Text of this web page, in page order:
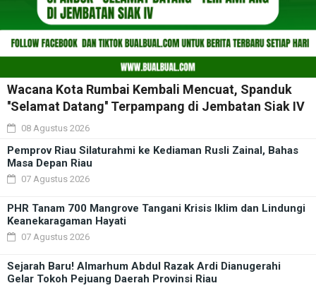
Wacana Kota Rumbai Kembali Mencuat, Spanduk
''Selamat Datang'' Terpampang di Jembatan Siak IV
08 Agustus 2026
Pemprov Riau Silaturahmi ke Kediaman Rusli Zainal, Bahas
Masa Depan Riau
07 Agustus 2026
PHR Tanam 700 Mangrove Tangani Krisis Iklim dan Lindungi
Keanekaragaman Hayati
07 Agustus 2026
Sejarah Baru! Almarhum Abdul Razak Ardi Dianugerahi
Gelar Tokoh Pejuang Daerah Provinsi Riau